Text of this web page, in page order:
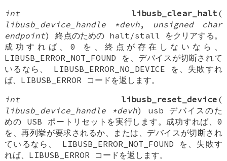
int
libusb_clear_halt (
libusb_device_handle *devh, unsigned char
endpoint) 終点のための halt/stall をクリアする。
成功すれば、0 を、終点が存在しないなら、
LIBUSB_ERROR_NOT_FOUND を、デバイスが切断されて
いるなら、 LIBUSB_ERROR_NO_DEVICE を、失敗すれ
ば、LIBUSB_ERROR コードを返します。
int
libusb_reset_device (
libusb_device_handle *devh) usb デバイスのた
めの USB ポートリセットを実行します。成功すれば、0
を、再列挙が要求されるか、または、デバイスが切断され
ているなら、 LIBUSB_ERROR_NOT_FOUND を、失敗す
れば、LIBUSB_ERROR コードを返します。